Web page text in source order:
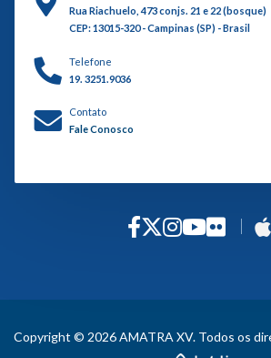
Rua Riachuelo, 473 conjs. 21 e 22 (bosque)
CEP: 13015-320 - Campinas (SP) - Brasil
Telefone
19. 3251.9036
Contato
Fale Conosco
Copyright © 2026 AMATRA XV. Todos os